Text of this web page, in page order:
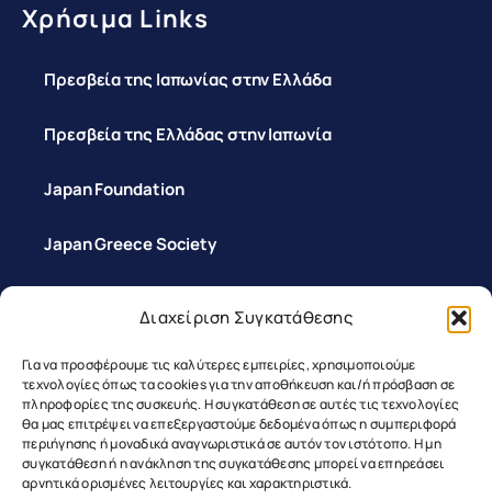
Διαχείριση Συγκατάθεσης
Για να προσφέρουμε τις καλύτερες εμπειρίες, χρησιμοποιούμε
τεχνολογίες όπως τα cookies για την αποθήκευση και/ή πρόσβαση σε
πληροφορίες της συσκευής. Η συγκατάθεση σε αυτές τις τεχνολογίες
θα μας επιτρέψει να επεξεργαστούμε δεδομένα όπως η συμπεριφορά
περιήγησης ή μοναδικά αναγνωριστικά σε αυτόν τον ιστότοπο. Η μη
συγκατάθεση ή η ανάκληση της συγκατάθεσης μπορεί να επηρεάσει
αρνητικά ορισμένες λειτουργίες και χαρακτηριστικά.
Χρήσιμα Links
Πρεσβεία της Ιαπωνίας στην Ελλάδα
Πρεσβεία της Ελλάδας στην Ιαπωνία
Japan Foundation
Japan Greece Society
Επικοινωνία